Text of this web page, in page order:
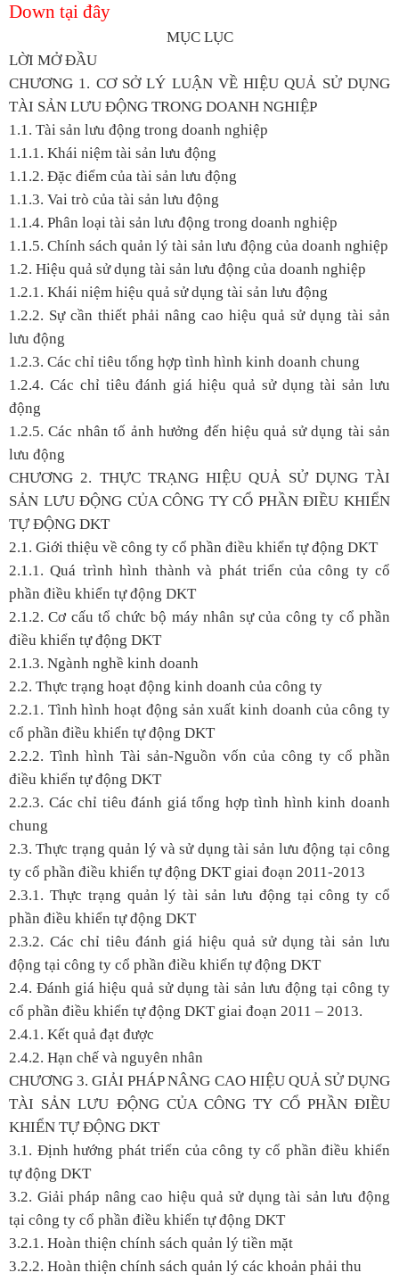
Down tại đây
MỤC LỤC
LỜI MỞ ĐẦU
CHƯƠNG 1. CƠ SỞ LÝ LUẬN VỀ HIỆU QUẢ SỬ DỤNG
TÀI SẢN LƯU ĐỘNG TRONG DOANH NGHIỆP
1.1. Tài sản lưu động trong doanh nghiệp
1.1.1. Khái niệm tài sản lưu động
1.1.2. Đặc điểm của tài sản lưu động
1.1.3. Vai trò của tài sản lưu động
1.1.4. Phân loại tài sản lưu động trong doanh nghiệp
1.1.5. Chính sách quản lý tài sản lưu động của doanh nghiệp
1.2. Hiệu quả sử dụng tài sản lưu động của doanh nghiệp
1.2.1. Khái niệm hiệu quả sử dụng tài sản lưu động
1.2.2. Sự cần thiết phải nâng cao hiệu quả sử dụng tài sản
lưu động
1.2.3. Các chỉ tiêu tổng hợp tình hình kinh doanh chung
1.2.4. Các chỉ tiêu đánh giá hiệu quả sử dụng tài sản lưu
động
1.2.5. Các nhân tố ảnh hưởng đến hiệu quả sử dụng tài sản
lưu động
CHƯƠNG 2. THỰC TRẠNG HIỆU QUẢ SỬ DỤNG TÀI
SẢN LƯU ĐỘNG CỦA CÔNG TY CỔ PHẦN ĐIỀU KHIỂN
TỰ ĐỘNG DKT
2.1. Giới thiệu về công ty cổ phần điều khiển tự động DKT
2.1.1. Quá trình hình thành và phát triển của công ty cổ
phần điều khiển tự động DKT
2.1.2. Cơ cấu tổ chức bộ máy nhân sự của công ty cổ phần
điều khiển tự động DKT
2.1.3. Ngành nghề kinh doanh
2.2. Thực trạng hoạt động kinh doanh của công ty
2.2.1. Tình hình hoạt động sản xuất kinh doanh của công ty
cổ phần điều khiển tự động DKT
2.2.2. Tình hình Tài sản-Nguồn vốn của công ty cổ phần
điều khiển tự động DKT
2.2.3. Các chỉ tiêu đánh giá tổng hợp tình hình kinh doanh
chung
2.3. Thực trạng quản lý và sử dụng tài sản lưu động tại công
ty cổ phần điều khiển tự động DKT giai đoạn 2011-2013
2.3.1. Thực trạng quản lý tài sản lưu động tại công ty cổ
phần điều khiển tự động DKT
2.3.2. Các chỉ tiêu đánh giá hiệu quả sử dụng tài sản lưu
động tại công ty cổ phần điều khiển tự động DKT
2.4. Đánh giá hiệu quả sử dụng tài sản lưu động tại công ty
cổ phần điều khiển tự động DKT giai đoạn 2011 – 2013.
2.4.1. Kết quả đạt được
2.4.2. Hạn chế và nguyên nhân
CHƯƠNG 3. GIẢI PHÁP NÂNG CAO HIỆU QUẢ SỬ DỤNG
TÀI SẢN LƯU ĐỘNG CỦA CÔNG TY CỔ PHẦN ĐIỀU
KHIỂN TỰ ĐỘNG DKT
3.1. Định hướng phát triển của công ty cổ phần điều khiển
tự động DKT
3.2. Giải pháp nâng cao hiệu quả sử dụng tài sản lưu động
tại công ty cổ phần điều khiển tự động DKT
3.2.1. Hoàn thiện chính sách quản lý tiền mặt
3.2.2. Hoàn thiện chính sách quản lý các khoản phải thu